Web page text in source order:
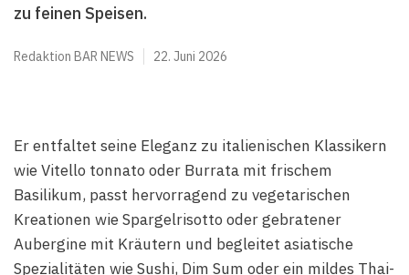
zu feinen Speisen.
Redaktion BAR NEWS 22. Juni 2026
Er entfaltet seine Eleganz zu italienischen Klassikern
wie Vitello tonnato oder Burrata mit frischem
Basilikum, passt hervorragend zu vegetarischen
Kreationen wie Spargelrisotto oder gebratener
Aubergine mit Kräutern und begleitet asiatische
Spezialitäten wie Sushi, Dim Sum oder ein mildes Thai-